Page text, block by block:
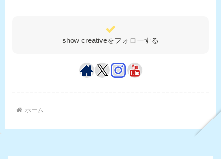
show creativeをフォローする
ホーム